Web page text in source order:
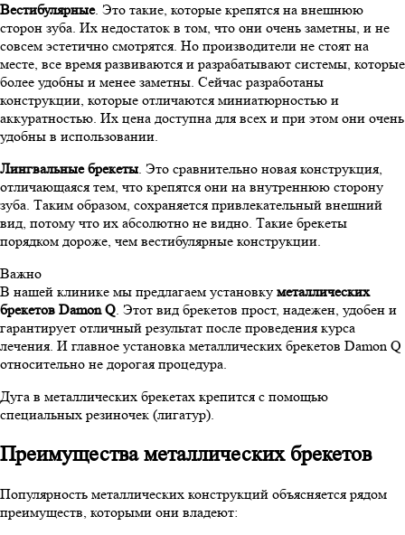
Вестибулярные. Это такие, которые крепятся на внешнюю
сторон зуба. Их недостаток в том, что они очень заметны, и не
совсем эстетично смотрятся. Но производители не стоят на
месте, все время развиваются и разрабатывают системы, которые
более удобны и менее заметны. Сейчас разработаны
конструкции, которые отличаются миниатюрностью и
аккуратностью. Их цена доступна для всех и при этом они очень
удобны в использовании.
Лингвальные брекеты. Это сравнительно новая конструкция,
отличающаяся тем, что крепятся они на внутреннюю сторону
зуба. Таким образом, сохраняется привлекательный внешний
вид, потому что их абсолютно не видно. Такие брекеты
порядком дороже, чем вестибулярные конструкции.
Важно
В нашей клинике мы предлагаем установку металлических
брекетов Damon Q. Этот вид брекетов прост, надежен, удобен и
гарантирует отличный результат после проведения курса
лечения. И главное установка металлических брекетов Damon Q
относительно не дорогая процедура.
Дуга в металлических брекетах крепится с помощью
специальных резиночек (лигатур).
Преимущества металлических брекетов
Популярность металлических конструкций объясняется рядом
преимуществ, которыми они владеют: